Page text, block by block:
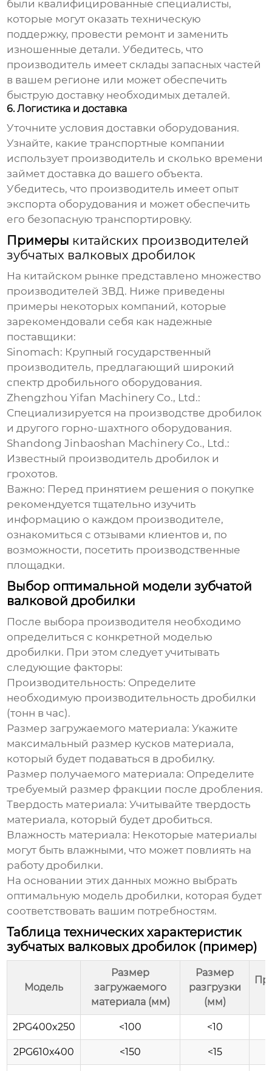
были квалифицированные специалисты,
которые могут оказать техническую
поддержку, провести ремонт и заменить
изношенные детали. Убедитесь, что
производитель имеет склады запасных частей
в вашем регионе или может обеспечить
быструю доставку необходимых деталей.
6. Логистика и доставка
Уточните условия доставки оборудования.
Узнайте, какие транспортные компании
использует производитель и сколько времени
займет доставка до вашего объекта.
Убедитесь, что производитель имеет опыт
экспорта оборудования и может обеспечить
его безопасную транспортировку.
Примеры китайских производителей
зубчатых валковых дробилок
На китайском рынке представлено множество
производителей ЗВД. Ниже приведены
примеры некоторых компаний, которые
зарекомендовали себя как надежные
поставщики:
Sinomach: Крупный государственный
производитель, предлагающий широкий
спектр дробильного оборудования.
Zhengzhou Yifan Machinery Co., Ltd.:
Специализируется на производстве дробилок
и другого горно-шахтного оборудования.
Shandong Jinbaoshan Machinery Co., Ltd.:
Известный производитель дробилок и
грохотов.
Важно: Перед принятием решения о покупке
рекомендуется тщательно изучить
информацию о каждом производителе,
ознакомиться с отзывами клиентов и, по
возможности, посетить производственные
площадки.
Выбор оптимальной модели зубчатой
валковой дробилки
После выбора производителя необходимо
определиться с конкретной моделью
дробилки. При этом следует учитывать
следующие факторы:
Производительность: Определите
необходимую производительность дробилки
(тонн в час).
Размер загружаемого материала: Укажите
максимальный размер кусков материала,
который будет подаваться в дробилку.
Размер получаемого материала: Определите
требуемый размер фракции после дробления.
Твердость материала: Учитывайте твердость
материала, который будет дробиться.
Влажность материала: Некоторые материалы
могут быть влажными, что может повлиять на
работу дробилки.
На основании этих данных можно выбрать
оптимальную модель дробилки, которая будет
соответствовать вашим потребностям.
Таблица технических характеристик
зубчатых валковых дробилок (пример)
Модель
Размер
загружаемого
материала (мм)
Размер
разгрузки
(мм)
2PG400x250 <100 <10
2PG610x400 <150 <15